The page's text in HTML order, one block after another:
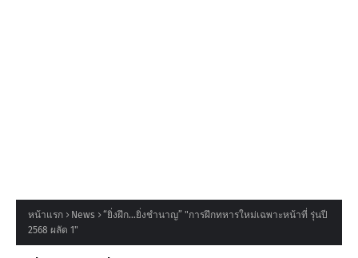
หน้าแรก News
“ยิ่งฝึก...ยิ่งชำนาญ” "การฝึกทหารใหม่เฉพาะหน้าที่ รุ่นปี
2568 ผลัด 1"